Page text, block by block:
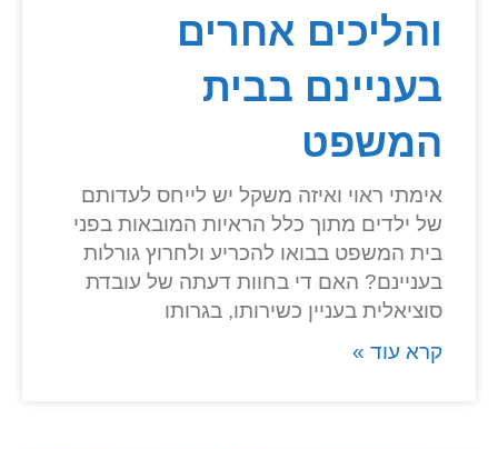
והליכים אחרים
בעניינם בבית
המשפט
אימתי ראוי ואיזה משקל יש לייחס לעדותם
של ילדים מתוך כלל הראיות המובאות בפני
בית המשפט בבואו להכריע ולחרוץ גורלות
בעניינם? האם די בחוות דעתה של עובדת
סוציאלית בעניין כשירותו, בגרותו
קרא עוד »